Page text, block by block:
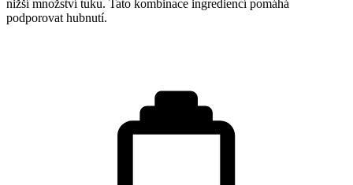
nižší množství tuku. Tato kombinace ingrediencí pomáhá
podporovat hubnutí.